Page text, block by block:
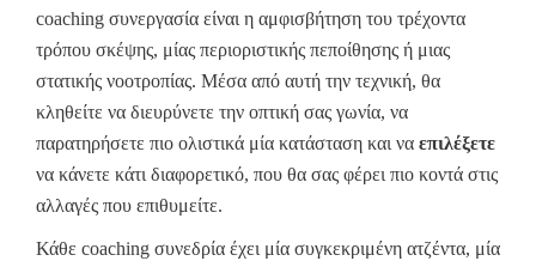
coaching συνεργασία είναι η αμφισβήτηση του τρέχοντα
τρόπου σκέψης, μίας περιοριστικής πεποίθησης ή μιας
στατικής νοοτροπίας. Μέσα από αυτή την τεχνική, θα
κληθείτε να διευρύνετε την οπτική σας γωνία, να
παρατηρήσετε πιο ολιστικά μία κατάσταση και να επιλέξετε
να κάνετε κάτι διαφορετικό, που θα σας φέρει πιο κοντά στις
αλλαγές που επιθυμείτε.
Κάθε coaching συνεδρία έχει μία συγκεκριμένη ατζέντα, μία